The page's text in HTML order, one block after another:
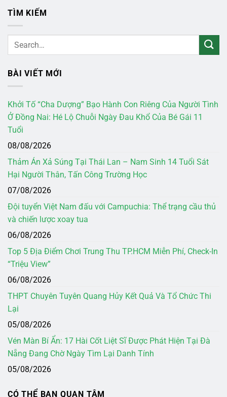
TÌM KIẾM
BÀI VIẾT MỚI
Khởi Tố “Cha Dượng” Bạo Hành Con Riêng Của Người Tình
Ở Đồng Nai: Hé Lộ Chuỗi Ngày Đau Khổ Của Bé Gái 11
Tuổi
08/08/2026
Thảm Án Xả Súng Tại Thái Lan – Nam Sinh 14 Tuổi Sát
Hại Người Thân, Tấn Công Trường Học
07/08/2026
Đội tuyển Việt Nam đấu với Campuchia: Thể trạng cầu thủ
và chiến lược xoay tua
06/08/2026
Top 5 Địa Điểm Chơi Trung Thu TP.HCM Miễn Phí, Check-In
“Triệu View”
06/08/2026
THPT Chuyên Tuyên Quang Hủy Kết Quả Và Tổ Chức Thi
Lại
05/08/2026
Vén Màn Bí Ẩn: 17 Hài Cốt Liệt Sĩ Được Phát Hiện Tại Đà
Nẵng Đang Chờ Ngày Tìm Lại Danh Tính
05/08/2026
CÓ THỂ BẠN QUAN TÂM